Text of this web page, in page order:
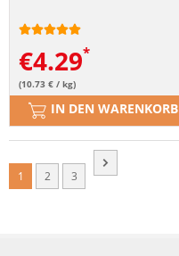
€4.29
(10.73 € / kg)
IN DEN WARENKORB
1 2 3